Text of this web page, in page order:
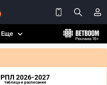
Еще
РПЛ 2026-2027
таблица и расписание